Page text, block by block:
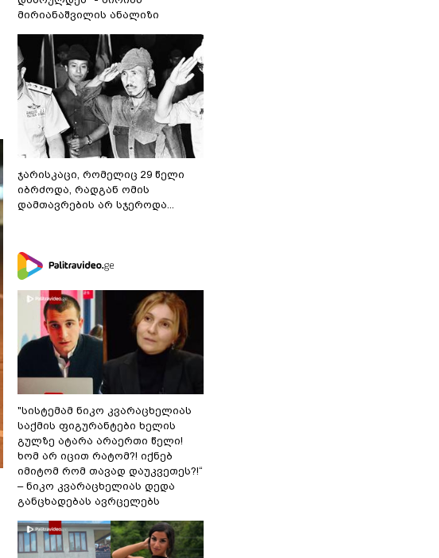
მირიანაშვილის ანალიზი
ჯარისკაცი, რომელიც 29 წელი
იბრძოდა, რადგან ომის
დამთავრების არ სჯეროდა...
"სისტემამ ნიკო კვარაცხელიას
საქმის ფიგურანტები ხელის
გულზე ატარა არაერთი წელი!
ხომ არ იცით რატომ?! იქნებ
იმიტომ რომ თავად დაუკვეთეს?!“
– ნიკო კვარაცხელიას დედა
განცხადებას ავრცელებს